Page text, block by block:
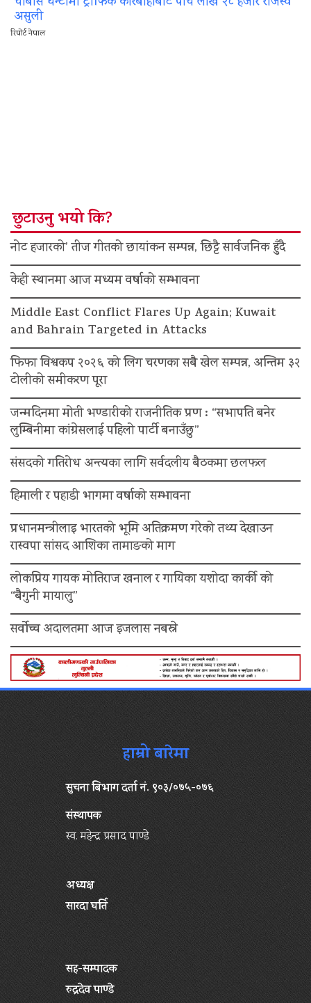
असुली
रिपोर्ट नेपाल
छुटाउनु भयो कि?
नोट हजारको’ तीज गीतको छायांकन सम्पन्न, छिट्टै सार्वजनिक हुँदै
केही स्थानमा आज मध्यम वर्षाको सम्भावना
Middle East Conflict Flares Up Again; Kuwait
and Bahrain Targeted in Attacks
फिफा विश्वकप २०२६ को लिग चरणका सबै खेल सम्पन्न, अन्तिम ३२
टोलीको समीकरण पूरा
जन्मदिनमा मोती भण्डारीको राजनीतिक प्रण : “सभापति बनेर
लुम्बिनीमा कांग्रेसलाई पहिलो पार्टी बनाउँछु”
संसदको गतिरोध अन्त्यका लागि सर्वदलीय बैठकमा छलफल
हिमाली र पहाडी भागमा वर्षाको सम्भावना
प्रधानमन्त्रीलाइ भारतको भूमि अतिक्रमण गरेको तथ्य देखाउन
रास्वपा सांसद आशिका तामाङको माग
लोकप्रिय गायक मोतिराज खनाल र गायिका यशोदा कार्की को
“बैगुनी मायालु”
सर्वोच्च अदालतमा आज इजलास नबस्ने
हाम्रो बारेमा
सुचना बिभाग दर्ता नं. ९०३/०७५-०७६
संस्थापक
स्व. महेन्द्र प्रसाद पाण्डे
अध्यक्ष
सारदा घर्ति
सह-सम्पादक
रुद्रदेव पाण्डे